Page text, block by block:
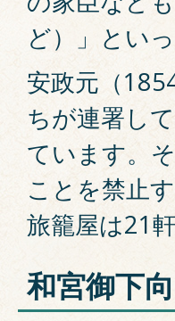
ど）」とい
安政元（
ちが連署し
ています。
ことを禁止
旅籠屋は21
和宮御下